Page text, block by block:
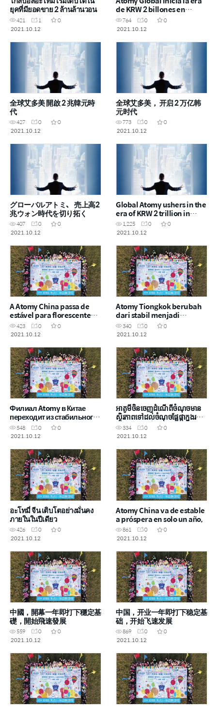
ยุคที่มียอดขาย 2 ล้านล้านวอน
421 1
0
2021.10.12
de KRW 2 billones en
ventas
764 0
0
2021.10.12
全球艾多美 開啟 2 兆韓元時
代
427 0
0
2021.10.12
全球艾多美， 开启 2 万亿韩
元时代
773 0
0
2021.10.12
グローバルアトミ、 売上高2
兆ウォン時代を切り拓く
407 0
0
2021.10.12
Global Atomy ushers in the
era of KRW 2 trillion in
sales
1,225 0
0
2021.10.12
A Atomy China passa de
estável para florescente
em apenas um ano,
423 0
0
2021.10.12
Atomy Tiongkok berubah
dari stabil menjadi
berkembang pesat hanya
dalam kurun waktu satu
340 0
0
2021.10.12
Филиал Atomy в Китае
переходит из стабильного
роста к процветанию всего
за один год,
548 0
0
2021.10.12
អាតូមីចិនចេញដំណើពីចំណុចមាន
ស្ថិរភាពទៅដល់ចំណុចផ្លែផ្កាក្នុងរយៈ
ពេលតែមួយឆ្នាំប៉ុណ្ណោះ
334 0
0
2021.10.12
อะโทมี่ จีน เติบโตอย่างมั่นคง
ภายในในปีเดียว
426 0
0
2021.10.12
Atomy China va de estable
a próspera en solo un año,
861 0
0
2021.10.12
中國，開幕一年即打下穩定基
礎，開始飛速發展
559 0
0
2021.10.12
中国，开业一年即打下稳定基
础，开始飞速发展
869 0
0
2021.10.12